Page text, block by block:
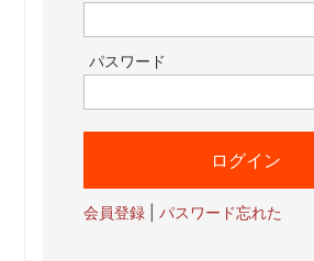
パスワード
会員登録 |パスワード忘れた